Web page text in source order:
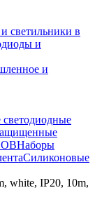
светильники в
и
и
Наборы
Силиконовые
white, IP20, 10m,